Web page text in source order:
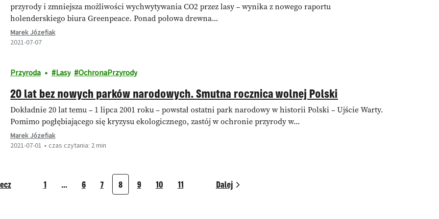
przyrody i zmniejsza możliwości wychwytywania CO2 przez lasy – wynika z nowego raportu
holenderskiego biura Greenpeace. Ponad połowa drewna…
Marek Józefiak
2021-07-07
Przyroda Lasy OchronaPrzyrody
20 lat bez nowych parków narodowych. Smutna rocznica wolnej Polski
Dokładnie 20 lat temu – 1 lipca 2001 roku – powstał ostatni park narodowy w historii Polski – Ujście Warty.
Pomimo pogłębiającego się kryzysu ekologicznego, zastój w ochronie przyrody w…
Marek Józefiak
2021-07-01
czas czytania: 2 min
1 … 6 7 8 9 10 11 Dalej